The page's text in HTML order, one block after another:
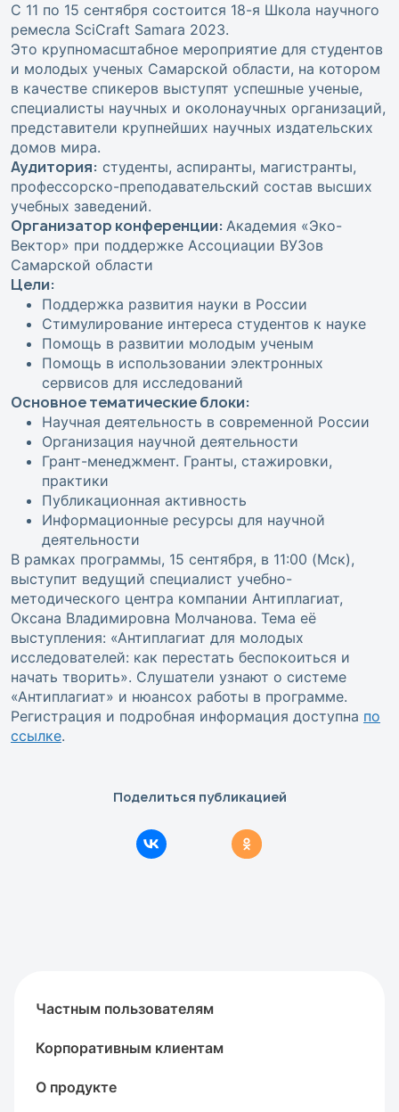
С 11 по 15 сентября состоится 18-я Школа научного
ремесла SciCraft Samara 2023.
Это крупномасштабное мероприятие для студентов
и молодых ученых Самарской области, на котором
в качестве спикеров выступят успешные ученые,
специалисты научных и околонаучных организаций,
представители крупнейших научных издательских
домов мира.
Аудитория: студенты, аспиранты, магистранты,
профессорско-преподавательский состав высших
учебных заведений.
Организатор конференции: Академия «Эко-
Вектор» при поддержке Ассоциации ВУЗов
Самарской области
Цели:
Поддержка развития науки в России
Стимулирование интереса студентов к науке
Помощь в развитии молодым ученым
Помощь в использовании электронных
сервисов для исследований
Основное тематические блоки:
Научная деятельность в современной России
Организация научной деятельности
Грант-менеджмент. Гранты, стажировки,
практики
Публикационная активность
Информационные ресурсы для научной
деятельности
В рамках программы, 15 сентября, в 11:00 (Мск),
выступит ведущий специалист учебно-
методического центра компании Антиплагиат,
Оксана Владимировна Молчанова. Тема её
выступления: «Антиплагиат для молодых
исследователей: как перестать беспокоиться и
начать творить». Слушатели узнают о системе
«Антиплагиат» и нюансох работы в программе.
Регистрация и подробная информация доступна по
ссылке.
Поделиться публикацией
Частным пользователям
Корпоративным клиентам
О продукте